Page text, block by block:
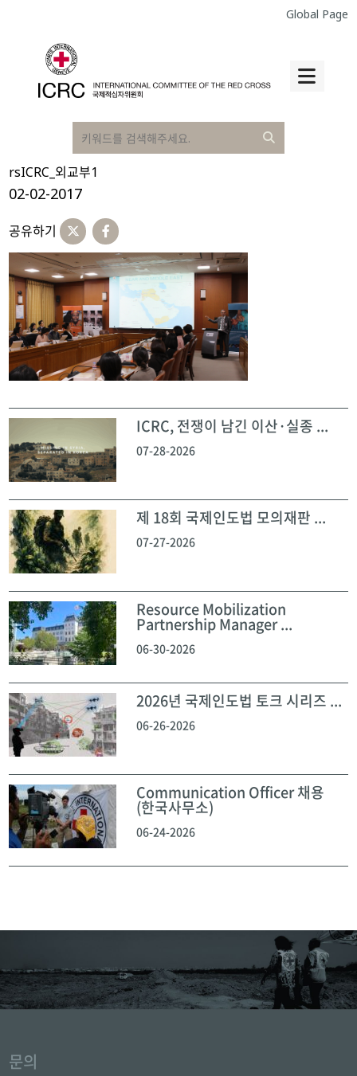
Global Page
rsICRC_외교부1
02-02-2017
공유하기
ICRC, 전쟁이 남긴 이산·실종 ...
07-28-2026
제 18회 국제인도법 모의재판 ...
07-27-2026
Resource Mobilization
Partnership Manager ...
06-30-2026
2026년 국제인도법 토크 시리즈 ...
06-26-2026
Communication Officer 채용
(한국사무소)
06-24-2026
문의